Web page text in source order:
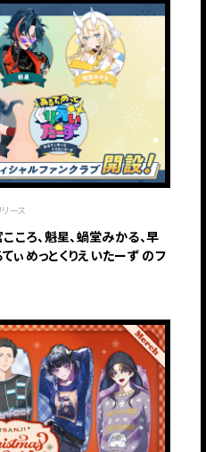
ース
ころ、魁星、蝸堂みかる、早
ぃめっとくりえいたーず のフ